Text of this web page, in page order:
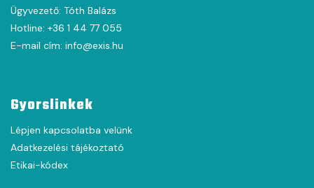
Ügyvezető: Tóth Balázs
Hotline: +36 1 44 77 055
E-mail cím: info@exis.hu
Gyorslinkek
Lépjen kapcsolatba velünk
Adatkezelési tájékoztató
Etikai-kódex